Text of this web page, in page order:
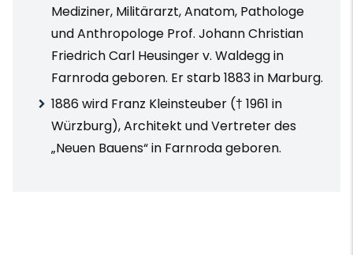
Mediziner, Militärarzt, Anatom, Pathologe
und Anthropologe Prof. Johann Christian
Friedrich Carl Heusinger v. Waldegg in
Farnroda geboren. Er starb 1883 in Marburg.
1886 wird Franz Kleinsteuber († 1961 in
Würzburg), Architekt und Vertreter des
„Neuen Bauens“ in Farnroda geboren.